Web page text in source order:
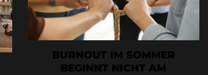
BURNOUT IM SOMMER
BEGINNT NICHT AM